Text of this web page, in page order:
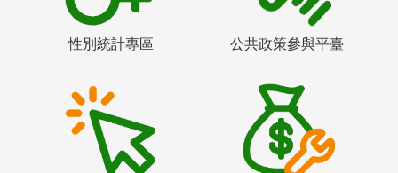
性別統計專區 公共政策參與平臺